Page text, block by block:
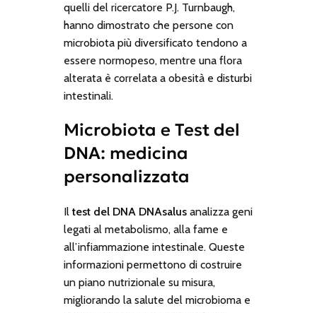
quelli del ricercatore P.J. Turnbaugh,
hanno dimostrato che persone con
microbiota più diversificato tendono a
essere normopeso, mentre una flora
alterata è correlata a obesità e disturbi
intestinali.
Microbiota e Test del
DNA: medicina
personalizzata
Iltest del DNA DNAsalusanalizza geni
legati al metabolismo, alla fame e
all’infiammazione intestinale. Queste
informazioni permettono di costruire
un piano nutrizionale su misura,
migliorando la salute del microbioma e